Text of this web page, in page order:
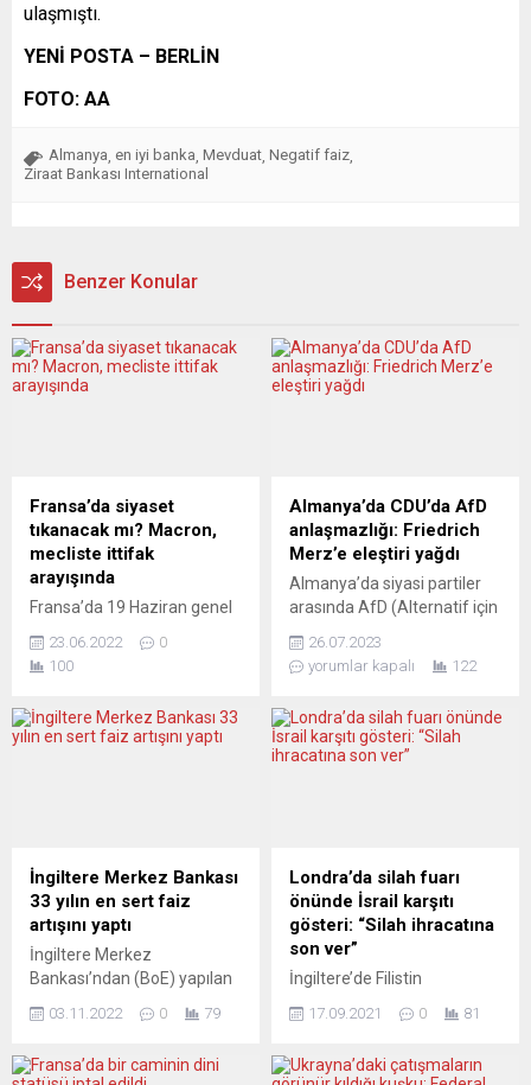
ulaşmıştı.
YENİ POSTA – BERLİN
FOTO: AA
Almanya en iyi banka Mevduat Negatif faiz
Ziraat Bankası International
Benzer Konular
Fransa’da siyaset
tıkanacak mı? Macron,
mecliste ittifak
arayışında
Fransa’da 19 Haziran genel
Meclis’te salt çoğunluğu
sağlayamayan
Macron siyasi ittifak
çalışmalarına başladı.
seslendi. Macron, seçimde
sandığa gitmeyenlerin
oranının yüksek olduğunu
belirterek, bunun
görmezden
gelinemeyeceğini söyledi.
Fransız toplumunda derin
olduğunu...
23.06.2022
0
100
Almanya’da CDU’da AfD
anlaşmazlığı: Friedrich
Merz’e eleştiri yağdı
Almanya’da siyasi partiler
arasında AfD (Alternatif için
sürerken, CDU lideri Friedrich
Merz’in yaptığı açıklamalar
yol açtı. Merz, yerel düzeyde
AfD’ye nasıl yaklaşılması
açıkladığı verilere göre, 2022
yılında ülkede 18 yaşın
altındaki...
26.07.2023
yorumlar kapalı
122
İngiltere Merkez Bankası
33 yılın en sert faiz
artışını yaptı
İngiltere Merkez
Bankası’ndan (BoE) yapılan
75 baz puan artırılarak
yükseltildiği bildirildi.
03.11.2022 0 79
Londra’da silah fuarı
önünde İsrail karşıtı
gösteri: “Silah ihracatına
son ver”
İngiltere’de Filistin
karşıtları, başkent Londra’da
Savunma ve Güvenlik
17.09.2021 0 81